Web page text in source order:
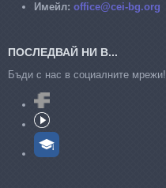
Имейл: office@cei-bg.org
ПОСЛЕДВАЙ НИ В...
Бъди с нас в социалните мрежи!